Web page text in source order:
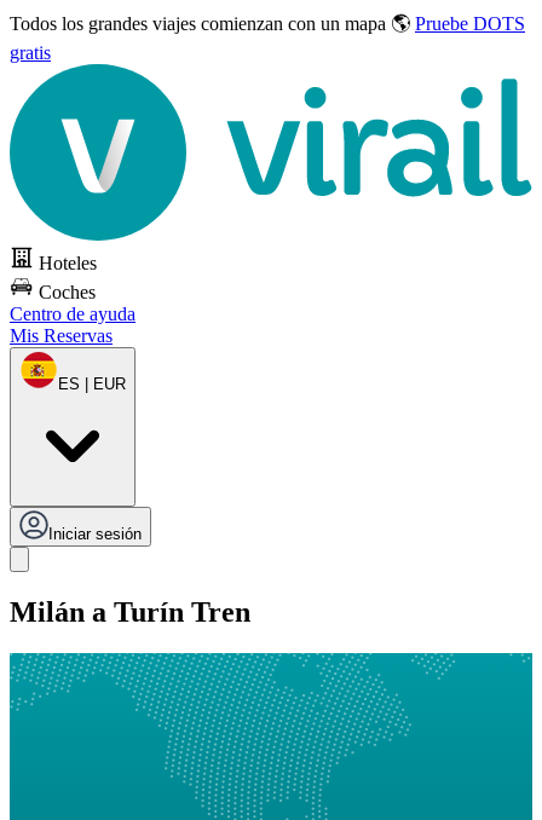
Todos los grandes viajes comienzan con un mapa 🌎 Pruebe DOTS
gratis
Hoteles
Coches
Centro de ayuda
Mis Reservas
ES | EUR
Iniciar sesión
Milán a Turín Tren